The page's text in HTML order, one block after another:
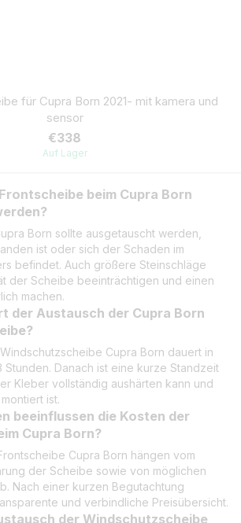
für Cupra Born 2021- mit kamera und
sensor
€338
Auf Lager
beim Cupra Born
Born sollte ausgetauscht werden,
ist oder sich der Schaden im
befindet. Auch größere Steinschläge
der Scheibe beeinträchtigen und einen
machen.
der Austausch der Cupra Born
Cupra Born dauert in
Stunden. Danach ist eine kurze Standzeit
Kleber vollständig aushärten kann und
ist.
beeinflussen die Kosten der
Cupra Born?
Cupra Born hängen vom
der Scheibe sowie von möglichen
Nach einer kurzen Begutachtung
und verbindliche Preisübersicht.
der Windschutzscheibe